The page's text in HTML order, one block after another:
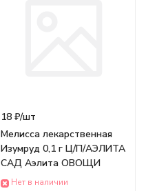
18 ₽/шт
Мелисса лекарственная
Изумруд 0,1 г Ц/П/АЭЛИТА
САД Аэлита ОВОЩИ
Нет в наличии